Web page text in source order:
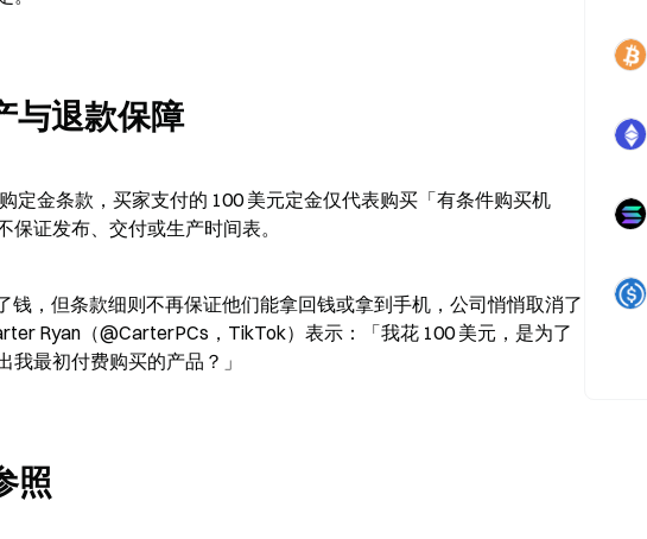
与退款保障
定金条款，买家支付的 100 美元定金仅代表购买「有条件购买机
证发布、交付或生产时间表。
钱，但条款细则不再保证他们能拿回钱或拿到手机，公司悄悄取消了
Ryan（@CarterPCs，TikTok）表示：「我花 100 美元，是为了
最初付费购买的产品？」
照